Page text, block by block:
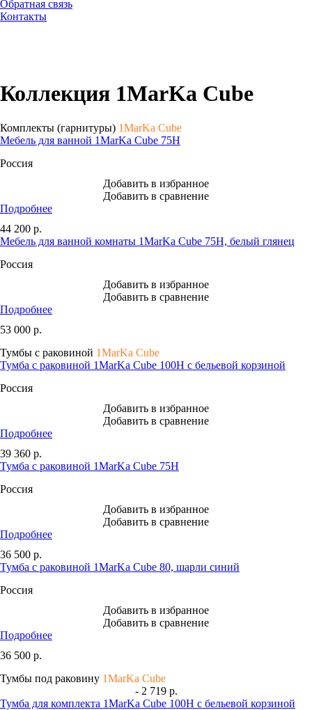
Обратная связь
Контакты
Коллекция 1MarKa Cube
Комплекты (гарнитуры) 1MarKa Cube
Мебель для ванной 1MarKa Cube 75Н
Россия
Добавить в избранное
Добавить в сравнение
Подробнее
44 200 р.
Мебель для ванной комнаты 1MarKa Cube 75Н, белый глянец
Россия
Добавить в избранное
Добавить в сравнение
Подробнее
53 000 р.
Тумбы с раковиной 1MarKa Cube
Тумба с раковиной 1MarKa Cube 100Н с бельевой корзиной
Россия
Добавить в избранное
Добавить в сравнение
Подробнее
39 360 р.
Тумба с раковиной 1MarKa Cube 75Н
Россия
Добавить в избранное
Добавить в сравнение
Подробнее
36 500 р.
Тумба с раковиной 1MarKa Cube 80, шарли синий
Россия
Добавить в избранное
Добавить в сравнение
Подробнее
36 500 р.
Тумбы под раковину 1MarKa Cube
- 2 719 р.
Тумба для комплекта 1MarKa Cube 100Н с бельевой корзиной